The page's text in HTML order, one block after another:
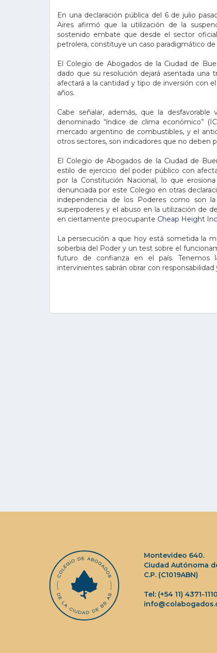
En una declaración pública del 6 de julio
Aires afirmó que la utilización de la
sostenido embate que desde el sector
petrolera, constituye un caso paradigmático de
El Colegio de Abogados de la Ciudad de
dado que su resolución dejará asentada una
afectará a la cantidad y tipo de inversión con
años.
Cabe señalar, además, que la
denominado “índice de clima económico”
mercado argentino de combustibles, y el
otros sectores, son indicadores que no deben
El Colegio de Abogados de la Ciudad de
estilo de ejercicio del poder público con
por la Constitución Nacional, lo que
denunciada por este Colegio en otras
independencia de los Poderes como son
superpoderes y el abuso en la utilización de
en ciertamente preocupante Cheap Height
La persecución a que hoy está sometida la
soberbia del Poder y un test sobre el
futuro de confianza en el país. Tenemos
intervinientes sabrán obrar con
Montevideo 640.
Ciudad Autónoma
C.P. (C1019ABN)
Tel: (+54 11) 4371-